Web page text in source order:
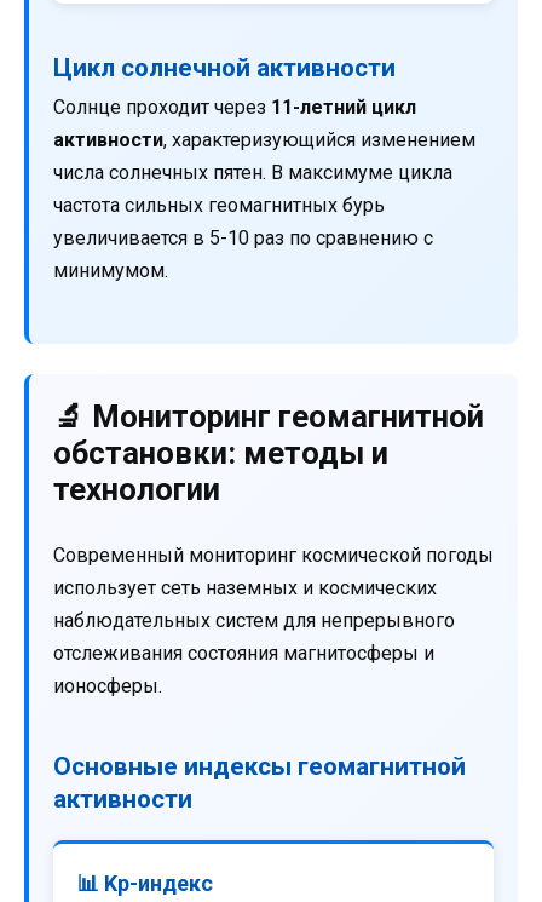
Цикл солнечной активности
Солнце проходит через 11-летний цикл
активности, характеризующийся изменением
числа солнечных пятен. В максимуме цикла
частота сильных геомагнитных бурь
увеличивается в 5-10 раз по сравнению с
минимумом.
🔬 Мониторинг геомагнитной
обстановки: методы и
технологии
Современный мониторинг космической погоды
использует сеть наземных и космических
наблюдательных систем для непрерывного
отслеживания состояния магнитосферы и
ионосферы.
Основные индексы геомагнитной
активности
📊 Kp-индекс